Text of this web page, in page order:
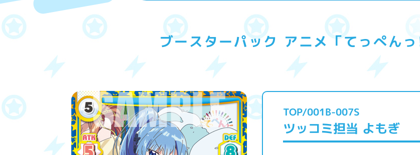
ブースターパック アニメ「てっぺ
TOP/001B-007S
ツッコミ担当 よもぎ